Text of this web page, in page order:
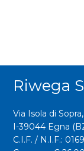
Riwega
Via Isola di
I-39044 Egna
C.I.F. / N.I.F.: